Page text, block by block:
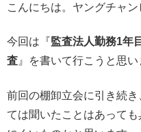
こんにちは。ヤングチャン
今回は『監査法人勤務1年
査 』を書いて行こうと思い
前回の棚卸立会に引き続
ては聞いたことはあって